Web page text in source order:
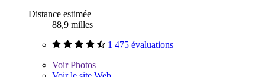
Distance estimée
88,9 milles
1 475 évaluations
VoirPhotos